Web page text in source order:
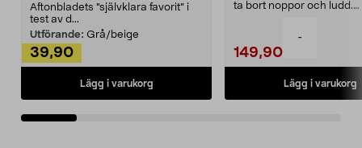
-
Aftonbladets "självklara favorit” i
test av d...
Utförande: Grå/beige
39,90
Lägg i varukorg
ta bort noppor och ludd.
149,90
Lägg i varukorg